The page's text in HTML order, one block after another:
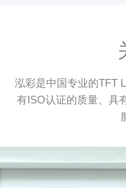
泓彩是中国专业的TFT
有ISO认证的质量、具